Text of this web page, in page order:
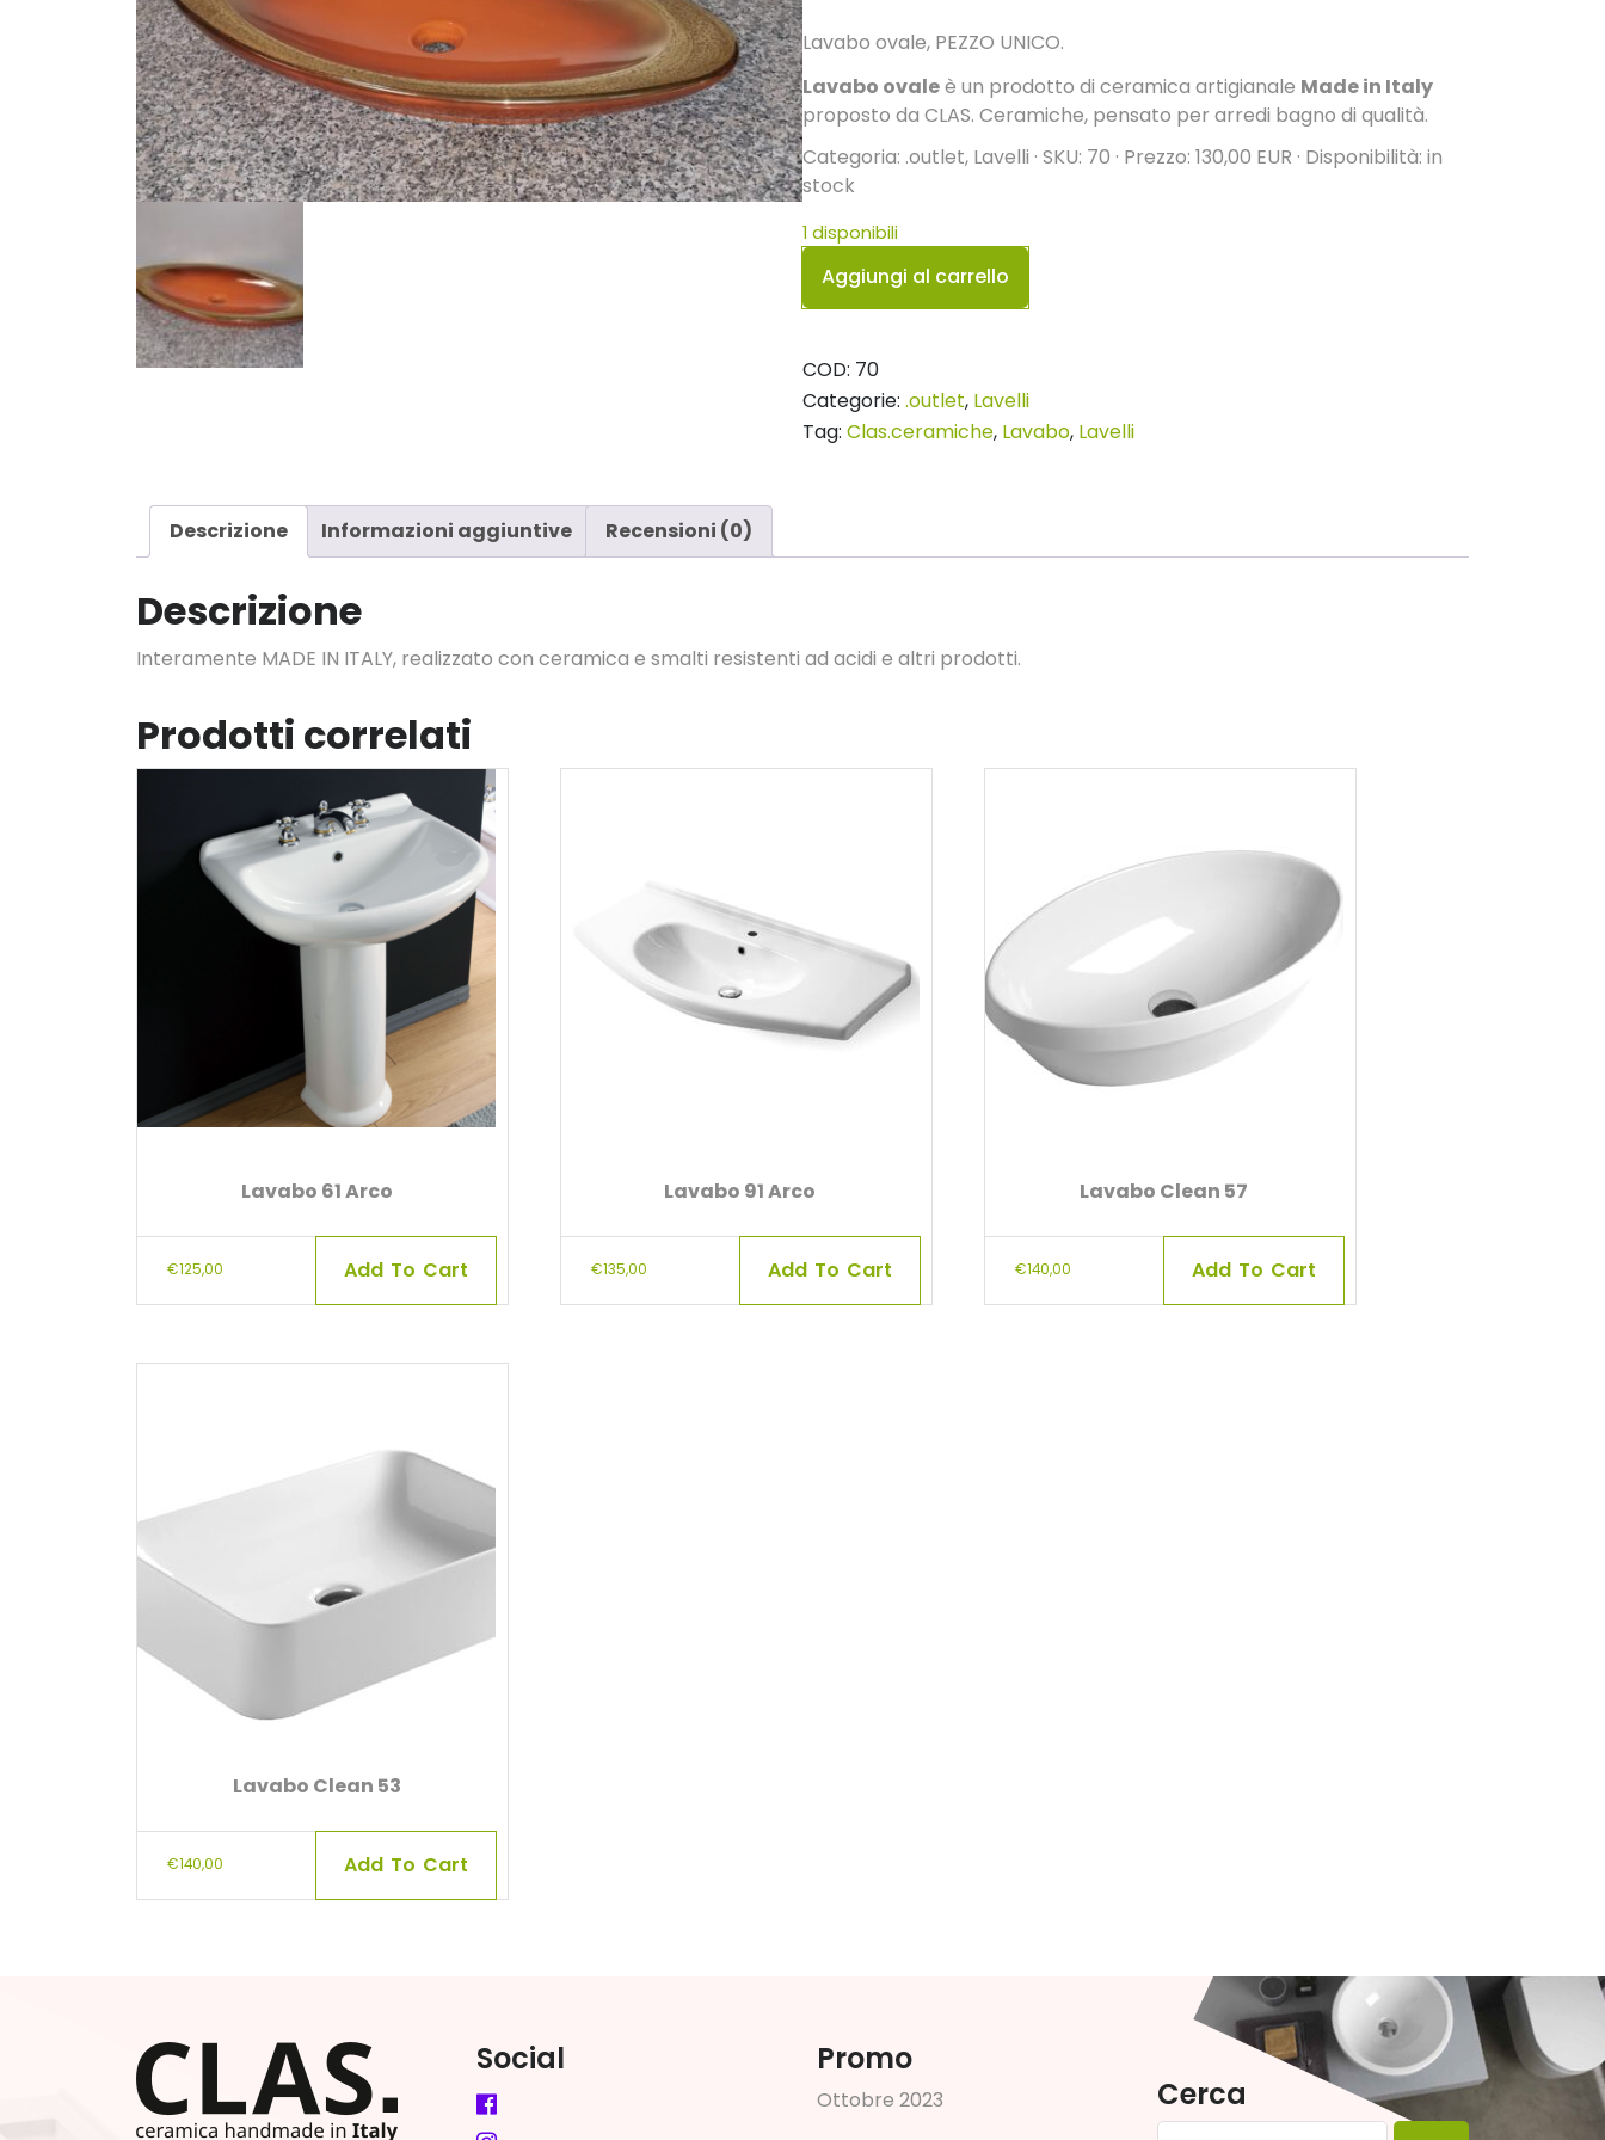
€200,00.€130,00.
Lavabo ovale, PEZZO UNICO.
Lavabo ovaleè un prodotto di ceramica artigianale Made in Italy
proposto da CLAS. Ceramiche, pensato per arredi bagno di qualità.
Categoria: .outlet, Lavelli · SKU: 70 · Prezzo: 130,00 EUR · Disponibilità: in
stock
1 disponibili
Lavabo
ovale
Aggiungi al carrello
COD: 70
Categorie: .outlet, Lavelli
Tag: Clas.ceramiche, Lavabo, Lavelli
Descrizione Informazioni aggiuntive Recensioni (0)
Descrizione
Interamente MADE IN ITALY, realizzato con ceramica e smalti resistenti ad acidi e altri prodotti.
Prodotti correlati
Lavabo 61 Arco
€125,00 Add To Cart
Lavabo 91 Arco
€135,00 Add To Cart
Lavabo Clean 57
€140,00 Add To Cart
Lavabo Clean 53
€140,00 Add To Cart
Social Promo
Ottobre 2023 Cerca